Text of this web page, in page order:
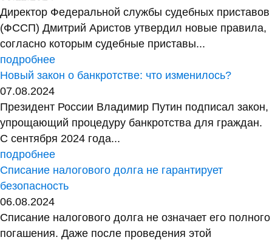
Директор Федеральной службы судебных приставов
(ФССП) Дмитрий Аристов утвердил новые правила,
согласно которым судебные приставы...
подробнее
Новый закон о банкротстве: что изменилось?
07.08.2024
Президент России Владимир Путин подписал закон,
упрощающий процедуру банкротства для граждан.
С сентября 2024 года...
подробнее
Списание налогового долга не гарантирует
безопасность
06.08.2024
Списание налогового долга не означает его полного
погашения. Даже после проведения этой